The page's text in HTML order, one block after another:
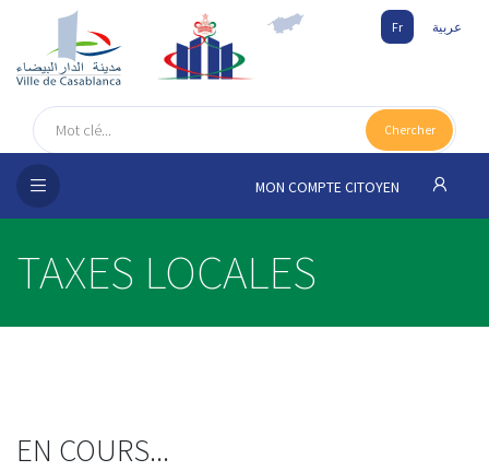
Fr عربية
Chercher
MON COMPTE CITOYEN
TAXES LOCALES
EN COURS...